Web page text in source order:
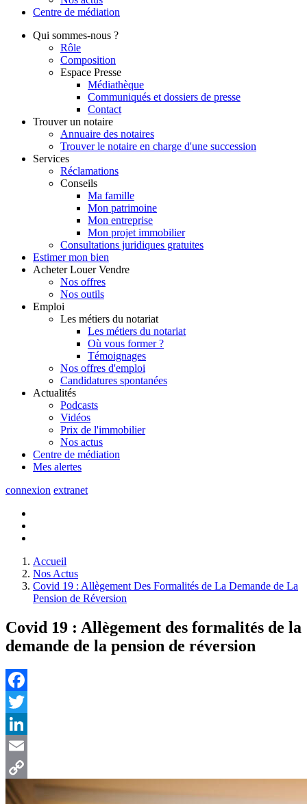
Centre de médiation
Qui sommes-nous ?
Rôle
Composition
Espace Presse
Médiathèque
Communiqués et dossiers de presse
Contact
Trouver un notaire
Annuaire des notaires
Trouver le notaire en charge d'une succession
Services
Réclamations
Conseils
Ma famille
Mon patrimoine
Mon entreprise
Mon projet immobilier
Consultations juridiques gratuites
Estimer mon bien
Acheter Louer Vendre
Nos offres
Nos outils
Emploi
Les métiers du notariat
Les métiers du notariat
Où vous former ?
Témoignages
Nos offres d'emploi
Candidatures spontanées
Actualités
Podcasts
Vidéos
Prix de l'immobilier
Nos actus
Centre de médiation
Mes alertes
connexion extranet
Accueil
Nos Actus
Covid 19 : Allègement Des Formalités de La Demande de La
Pension de Réversion
Covid 19 : Allègement des formalités de la
demande de la pension de réversion
Facebook
Twitter
LinkedIn
Email
Copy